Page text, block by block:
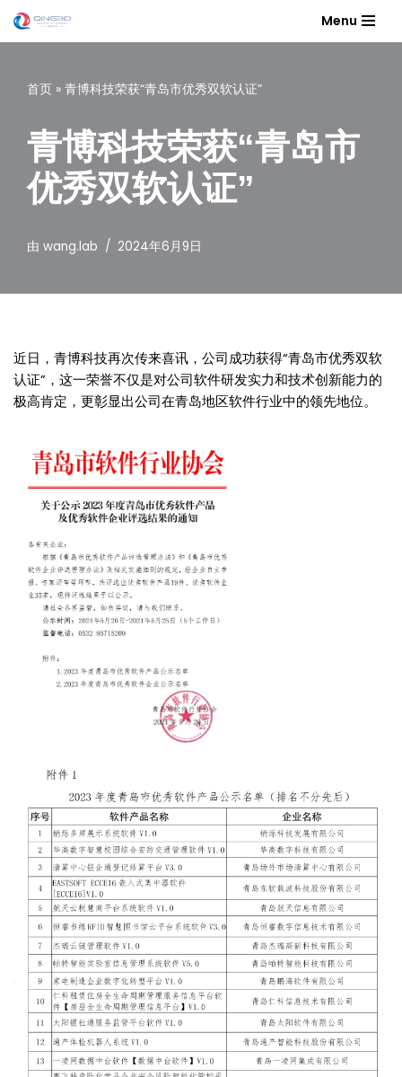
跳
Menu
首页 » 青博科技荣获“青岛市优秀双软认证”
青博科技荣获“青岛市
优秀双软认证”
由 wang.lab 2024年6月9日
近日，青博科技再次传来喜讯，公司成功获得“青岛市优秀双软
认证”，这一荣誉不仅是对公司软件研发实力和技术创新能力的
极高肯定，更彰显出公司在青岛地区软件行业中的领先地位。